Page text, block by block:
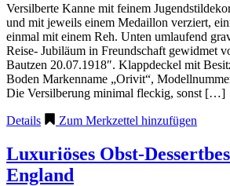
Versilberte Kanne mit feinem
und mit jeweils einem Medaillon verziert,
einmal mit einem Reh. Unten umlaufend
Reise- Jubiläum in Freundschaft gewidmet
Bautzen 20.07.1918″. Klappdeckel mit
Boden Markenname „Orivit“,
Die Versilberung minimal fleckig, sonst […]
Details Zum Merkzettel hinzufügen
Luxuriöses Obst-
England